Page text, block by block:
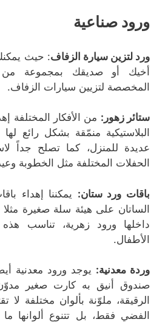
ورود صناعية
ورد لتزين سيارة الزفاف: حيث
أخيك أو صديقك بمجموعة من
المخصصة لتزيين سيارات الزفاف.
ستائر زهور: من الأفكار المختلفة
البلاستيكية منمّقة بشكل رائع
عديدة للمنزل، كما تصلح جداً
الحفلات المختلفة مثل الخطوبة
باقات ورد ستان: يمكننا إهداء
الساتان على هيئة سلة صغيرة مثلا
داخلها ورود زهرية، تناسب هذه
الأطفال.
وردة معدنية: يوجد ورود معدنية
صندوق أنيق به كارت صغير
الرقيقة، ملوّنة بألوان مختلفة
الفضي فقط، بل تتنوع ألوانها ما